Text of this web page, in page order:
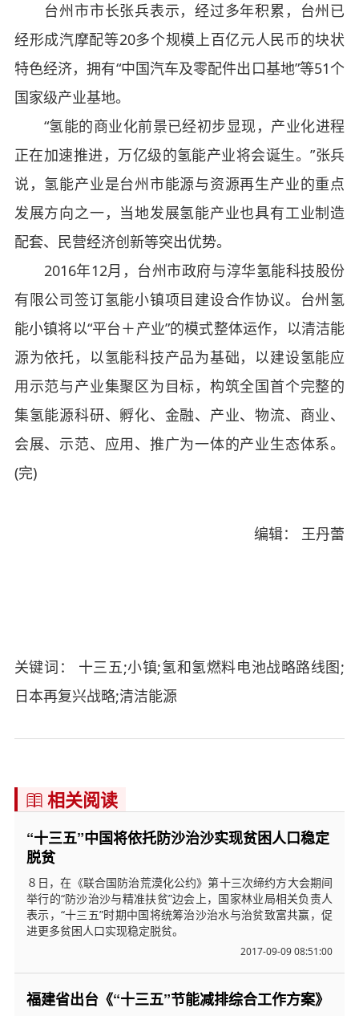
台州市市长张兵表示，经过多年积累，台州已
经形成汽摩配等20多个规模上百亿元人民币的块状
特色经济，拥有“中国汽车及零配件出口基地”等51个
国家级产业基地。
“氢能的商业化前景已经初步显现，产业化进程
正在加速推进，万亿级的氢能产业将会诞生。”张兵
说，氢能产业是台州市能源与资源再生产业的重点
发展方向之一，当地发展氢能产业也具有工业制造
配套、民营经济创新等突出优势。
2016年12月，台州市政府与淳华氢能科技股份
有限公司签订氢能小镇项目建设合作协议。台州氢
能小镇将以“平台＋产业”的模式整体运作，以清洁能
源为依托，以氢能科技产品为基础，以建设氢能应
用示范与产业集聚区为目标，构筑全国首个完整的
集氢能源科研、孵化、金融、产业、物流、商业、
会展、示范、应用、推广为一体的产业生态体系。
(完)
编辑： 王丹蕾
关键词： 十三五;小镇;氢和氢燃料电池战略路线图;
日本再复兴战略;清洁能源
 相关阅读
“十三五”中国将依托防沙治沙实现贫困人口稳定
脱贫
８日，在《联合国防治荒漠化公约》第十三次缔约方大会期间
举行的“防沙治沙与精准扶贫”边会上，国家林业局相关负责人
表示，“十三五”时期中国将统筹治沙治水与治贫致富共赢，促
进更多贫困人口实现稳定脱贫。
2017-09-09 08:51:00
福建省出台《“十三五”节能减排综合工作方案》